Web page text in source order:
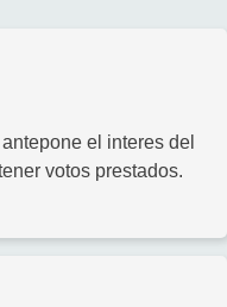
el interes del
votos prestados.